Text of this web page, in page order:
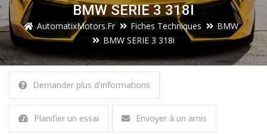
BMW SERIE 3 318I
AutomatixMotors.fr Fiches Techniques
BMW
BMW SERIE 3 318i
Demander plus d'informations
Planifier un essai Envoyer à un amis